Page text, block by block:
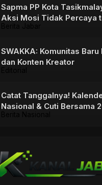
Sapma PP Kota
Aksi Mosi Tidak Percaya
SWAKKA: Komunitas
dan Konten Kreator
Catat Tanggalnya!
Nasional & Cuti Bersama